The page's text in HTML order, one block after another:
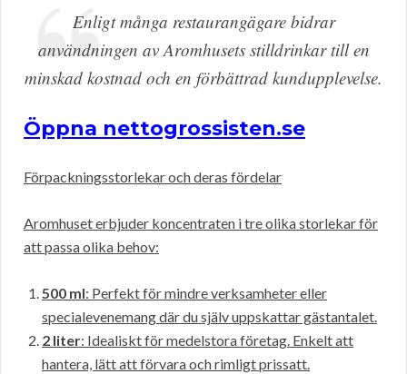
Enligt många restaurangägare bidrar
användningen av Aromhusets stilldrinkar till en
minskad kostnad och en förbättrad kundupplevelse.
Öppna nettogrossisten.se
Förpackningsstorlekar och deras fördelar
Aromhuset erbjuder koncentraten i tre olika storlekar för
att passa olika behov:
500 ml: Perfekt för mindre verksamheter eller
specialevenemang där du själv uppskattar gästantalet.
2 liter: Idealiskt för medelstora företag. Enkelt att
hantera, lätt att förvara och rimligt prissatt.